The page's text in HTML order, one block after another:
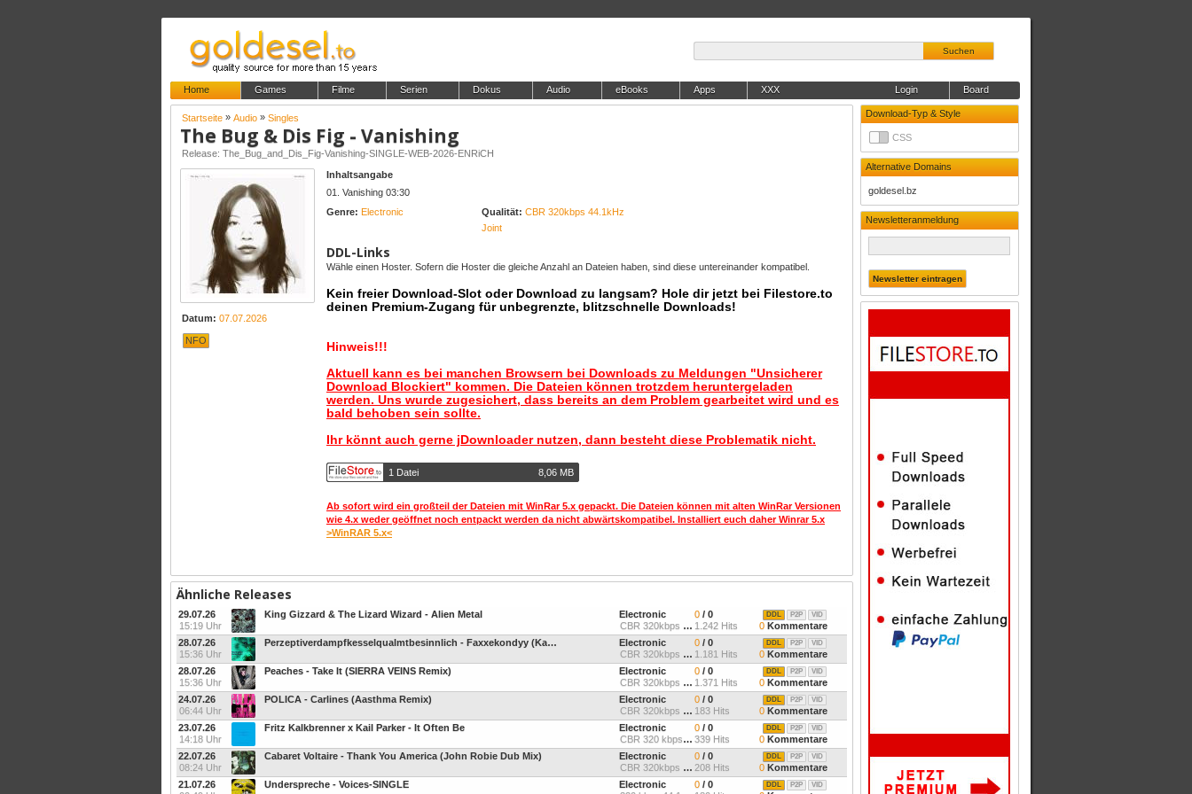
Suchen
Home Games Filme Serien Dokus Audio eBooks Apps XXX Board
Login
Download-Typ & Style
CSS
Alternative Domains
goldesel.bz
Newsletteranmeldung
Startseite » Audio » Singles
The Bug & Dis Fig - Vanishing
Release: The_Bug_and_Dis_Fig-Vanishing-SINGLE-WEB-2026-ENRiCH
Datum: 07.07.2026
NFO
Inhaltsangabe
01. Vanishing 03:30
Genre: Electronic Qualität: CBR 320kbps 44.1kHz
Joint
DDL-Links
Wähle einen Hoster. Sofern die Hoster die gleiche Anzahl an Dateien haben, sind diese untereinander kompatibel.
Kein freier Download-Slot oder Download zu langsam? Hole dir jetzt bei Filestore.to
deinen Premium-Zugang für unbegrenzte, blitzschnelle Downloads!
Hinweis!!!
Aktuell kann es bei manchen Browsern bei Downloads zu Meldungen "Unsicherer
Download Blockiert" kommen. Die Dateien können trotzdem heruntergeladen
werden. Uns wurde zugesichert, dass bereits an dem Problem gearbeitet wird und es
bald behoben sein sollte.
Ihr könnt auch gerne jDownloader nutzen, dann besteht diese Problematik nicht.
1 Datei 8,06 MB
Ab sofort wird ein großteil der Dateien mit WinRar 5.x gepackt. Die Dateien können mit alten WinRar Versionen
wie 4.x weder geöffnet noch entpackt werden da nicht abwärtskompatibel. Installiert euch daher Winrar 5.x
>WinRAR 5.x<
Ähnliche Releases
29.07.26
15:19 Uhr
King Gizzard & The Lizard Wizard - Alien Metal
Electronic
CBR 320kbps 44.1kHz Joint
0 / 0
1.242 Hits
VID
P2P
DDL
0 Kommentare
28.07.26
15:36 Uhr
Perzeptiverdampfkesselqualmtbesinnlich - Faxxekondyy (Kan3da Remix)
Electronic
CBR 320kbps 44.1kHz Stere
0 / 0
1.181 Hits
VID
P2P
DDL
0 Kommentare
28.07.26
15:36 Uhr
Peaches - Take It (SIERRA VEINS Remix)
Electronic
CBR 320kbps 44.1kHz Joint
0 / 0
1.371 Hits
VID
P2P
DDL
0 Kommentare
24.07.26
06:44 Uhr
POLICA - Carlines (Aasthma Remix)
Electronic
CBR 320kbps 44.1kHz Joint
0 / 0
183 Hits
VID
P2P
DDL
0 Kommentare
23.07.26
14:18 Uhr
Fritz Kalkbrenner x Kail Parker - It Often Be
Electronic
CBR 320 kbps, 44.1khz
0 / 0
339 Hits
VID
P2P
DDL
0 Kommentare
22.07.26
08:24 Uhr
Cabaret Voltaire - Thank You America (John Robie Dub Mix)
Electronic
CBR 320kbps 44.1kHz Joint
0 / 0
208 Hits
VID
P2P
DDL
0 Kommentare
21.07.26
Underspreche - Voices-SINGLE
Electronic
0 / 0
VID
P2P
DDL